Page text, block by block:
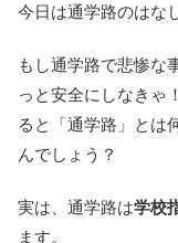
今日は通学路のはな
もし通学路で悲惨な
っと安全にしなきゃ
ると「通学路」とは
んでしょう？
実は、通学路は学校
ます。